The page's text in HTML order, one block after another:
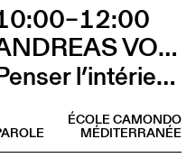
ANDREAS VOGLER ET EMANUELE COCCIA EN CONVERSATION AVEC CHARLOTTE POUPON
Penser l’intérieur quand l’extérieur n’existe pas?
ÉCOLE CAMONDO
MÉDITERRANÉE